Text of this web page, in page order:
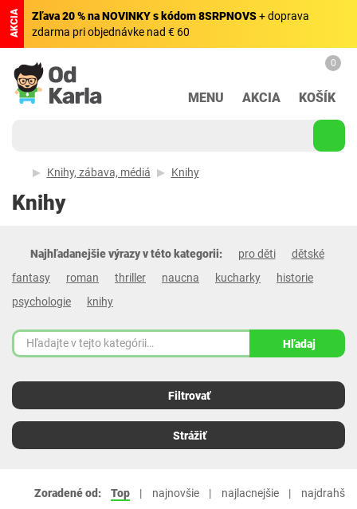
AKCIA Zľava 20 % na NOVINKY s kódom 8SRPNOVS+ doprava
zdarma pri objednávke nad € 60
MENU AKCIA
0
KOŠÍK
Knihy, zábava, médiá Knihy
Knihy
Najhľadanejšie výrazy v této kategorii: pro děti
dětské
fantasy
roman thriller naucna kucharky
historie
psychologie
knihy
Hľadaj
Filtrovať
Strážiť
Zoradené od: Top najnovšie najlacnejšie najdrahšie